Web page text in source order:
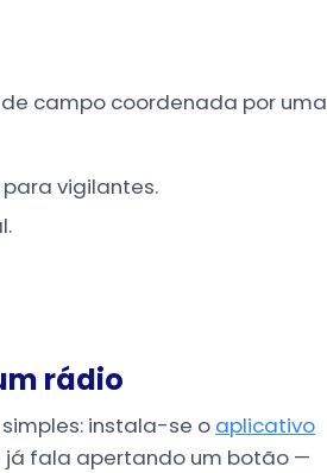
campo coordenada por uma
vigilantes.
rádio
instala-se o aplicativo
já fala apertando um botão —